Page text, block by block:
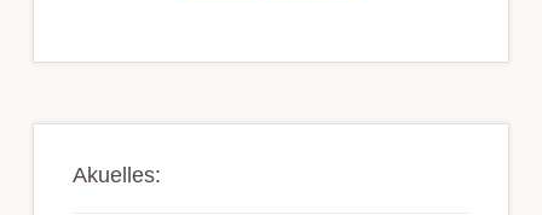
Akuelles: